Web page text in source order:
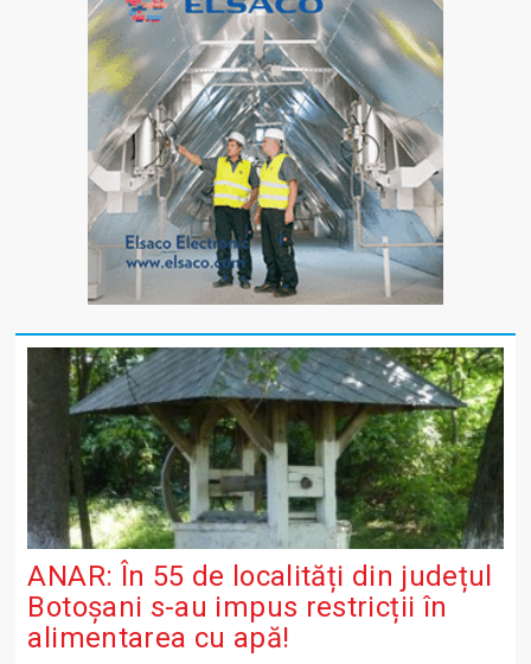
ANAR: În 55 de localități din județul
Botoșani s-au impus restricții în
alimentarea cu apă!